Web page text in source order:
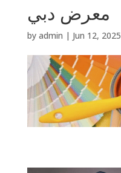
معرض دبي
by admin | Jun 12, 2025